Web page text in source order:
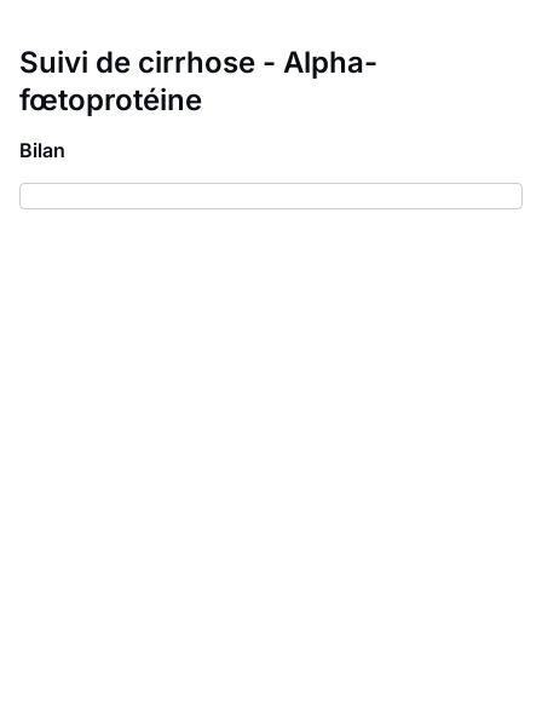
Suivi de cirrhose - Alpha-
fœtoprotéine
Bilan